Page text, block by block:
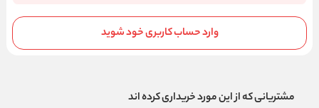
وارد حساب کاربری خود شوید
مشتریانی که از این مورد خریداری کرده اند